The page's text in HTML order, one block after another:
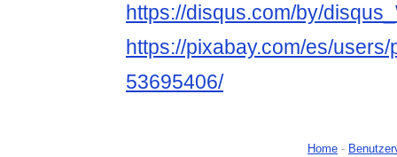
https://disqus.com/by/
https://pixabay.com/es/
53695406/
Home -